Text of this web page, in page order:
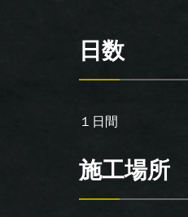
日数
１日間
施工場所